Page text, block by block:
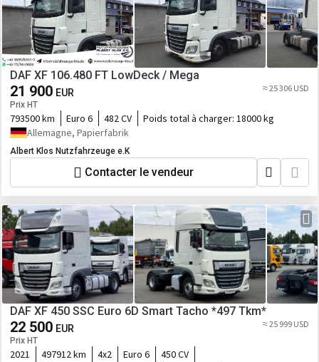
DAF XF 106.480 FT LowDeck / Mega
21 900 EUR
Prix HT
≈ 25 306 USD
793500 km Euro 6 482 CV Poids total à charger: 18000 kg
Allemagne, Papierfabrik
Albert Klos Nutzfahrzeuge e.K
Contacter le vendeur
DAF XF 450 SSC Euro 6D Smart Tacho *497 Tkm*
22 500 EUR
Prix HT
≈ 25 999 USD
2021 497912 km 4x2 Euro 6
450 CV